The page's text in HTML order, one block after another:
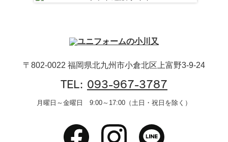
〒802-0022 福岡県北九州市小倉北区上富野3-9-24
TEL: 093-967-3787
月曜日～金曜日 9:00～17:00（土日・祝日を除く）